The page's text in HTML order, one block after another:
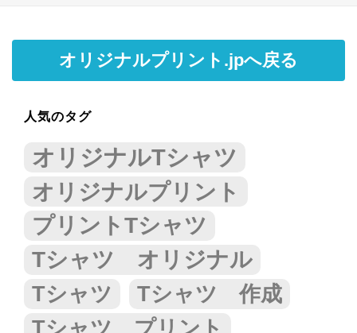
オリジナルプリント.jpへ戻る
人気のタグ
オリジナルTシャツ
オリジナルプリント
プリントTシャツ
Tシャツ オリジナル
Tシャツ
Tシャツ 作成
Tシャツ プリント